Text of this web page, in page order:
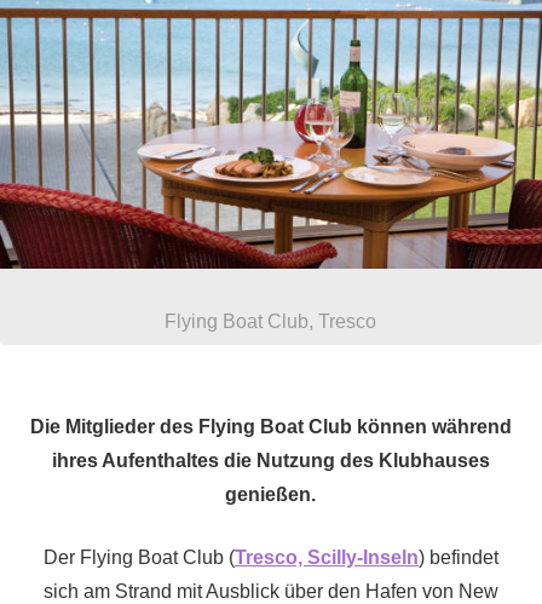
Flying Boat Club, Tresco
Die Mitglieder des Flying Boat Club können während
ihres Aufenthaltes die Nutzung des Klubhauses
genießen.
Der Flying Boat Club (Tresco, Scilly-Inseln) befindet
sich am Strand mit Ausblick über den Hafen von New